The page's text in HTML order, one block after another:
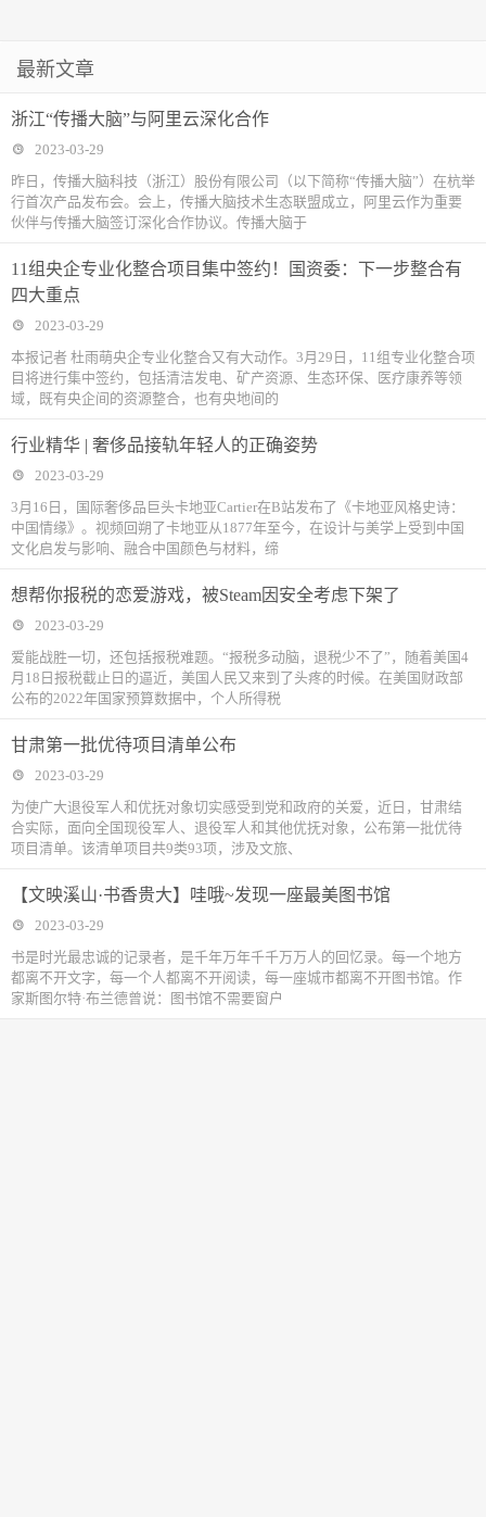
最新文章
浙江“传播大脑”与阿里云深化合作
2023-03-29
昨日，传播大脑科技（浙江）股份有限公司（以下简称“传播大脑”）在杭举
行首次产品发布会。会上，传播大脑技术生态联盟成立，阿里云作为重要
伙伴与传播大脑签订深化合作协议。传播大脑于
11组央企专业化整合项目集中签约！国资委：下一步整合有
四大重点
2023-03-29
本报记者 杜雨萌央企专业化整合又有大动作。3月29日，11组专业化整合项
目将进行集中签约，包括清洁发电、矿产资源、生态环保、医疗康养等领
域，既有央企间的资源整合，也有央地间的
行业精华 | 奢侈品接轨年轻人的正确姿势
2023-03-29
3月16日，国际奢侈品巨头卡地亚Cartier在B站发布了《卡地亚风格史诗：
中国情缘》。视频回朔了卡地亚从1877年至今，在设计与美学上受到中国
文化启发与影响、融合中国颜色与材料，缔
想帮你报税的恋爱游戏，被Steam因安全考虑下架了
2023-03-29
爱能战胜一切，还包括报税难题。“报税多动脑，退税少不了”，随着美国4
月18日报税截止日的逼近，美国人民又来到了头疼的时候。在美国财政部
公布的2022年国家预算数据中，个人所得税
甘肃第一批优待项目清单公布
2023-03-29
为使广大退役军人和优抚对象切实感受到党和政府的关爱，近日，甘肃结
合实际，面向全国现役军人、退役军人和其他优抚对象，公布第一批优待
项目清单。该清单项目共9类93项，涉及文旅、
【文映溪山·书香贵大】哇哦~发现一座最美图书馆
2023-03-29
书是时光最忠诚的记录者，是千年万年千千万万人的回忆录。每一个地方
都离不开文字，每一个人都离不开阅读，每一座城市都离不开图书馆。作
家斯图尔特·布兰德曾说：图书馆不需要窗户